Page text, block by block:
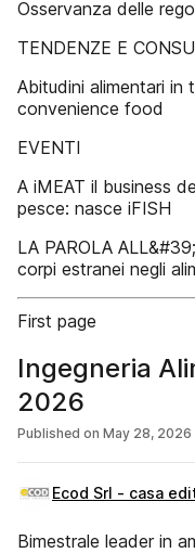
Osservanza delle
TENDENZE E
Abitudini alimentari in
convenience food
EVENTI
A iMEAT il business
pesce: nasce iFISH
LA PAROLA
corpi estranei negli
First page
Ingegneria
2026
Published on May 28, 2026
Ecod Srl - casa
Bimestrale leader in